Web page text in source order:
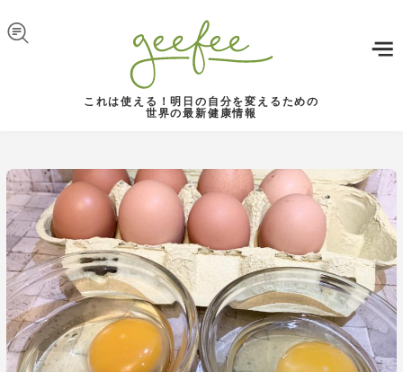
これは使える！明日の自分を変えるための
世界の最新健康情報